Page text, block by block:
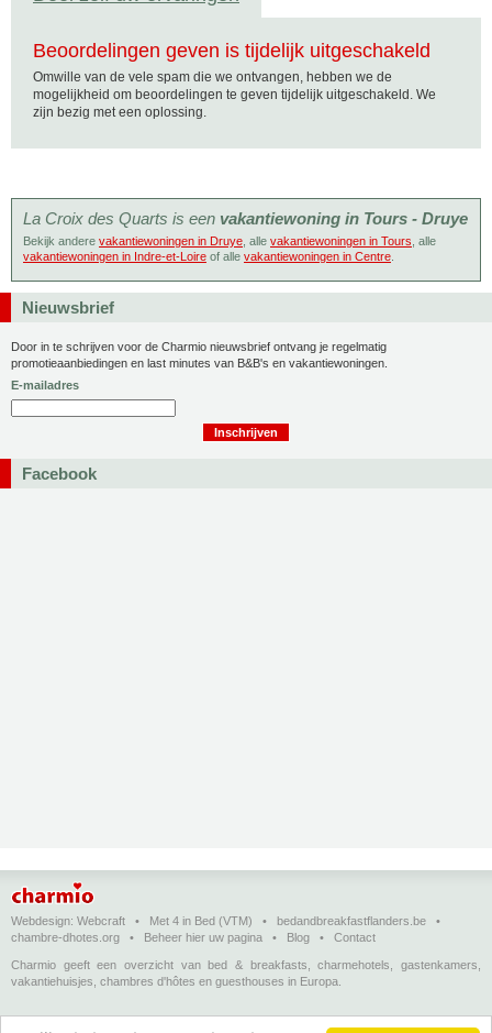
Beoordelingen geven is tijdelijk uitgeschakeld
Omwille van de vele spam die we ontvangen, hebben we de
mogelijkheid om beoordelingen te geven tijdelijk uitgeschakeld. We
zijn bezig met een oplossing.
La Croix des Quarts is een vakantiewoning in Tours - Druye
Bekijk andere vakantiewoningen in Druye , alle vakantiewoningen in Tours , alle
vakantiewoningen in Indre-et-Loire of alle vakantiewoningen in Centre
Nieuwsbrief
Door in te schrijven voor de Charmio nieuwsbrief ontvang je regelmatig
promotieaanbiedingen en last minutes van B&B's en vakantiewoningen.
E-mailadres
Facebook
Webdesign: Webcraft • Met 4 in Bed (VTM) • bedandbreakfastflanders.be •
chambre-dhotes.org • Beheer hier uw pagina • Blog • Contact
Charmio geeft een overzicht van bed & breakfasts, charmehotels, gastenkamers,
vakantiehuisjes, chambres d'hôtes en guesthouses in Europa.
Bed & breakfasts, charmehotels en vakantiehuizen (in het Nederlands)•Chambres